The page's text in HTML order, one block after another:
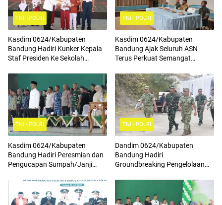
TNI - POLRI
Kasdim 0624/Kabupaten
Bandung Hadiri Kunker Kepala
Staf Presiden Ke Sekolah
TNI - POLRI
Kasdim 0624/Kabupaten
Bandung Ajak Seluruh ASN
Terus Perkuat Semangat
Cinta Tanah Air Serta
Mengamalkan Nilai Nilai
Pancasila
TNI - POLRI
Kasdim 0624/Kabupaten
Bandung Hadiri Peresmian dan
Pengucapan Sumpah/Janji
TNI - POLRI
Dandim 0624/Kabupaten
Bandung Hadiri
Groundbreaking Pengelolaan
(PSEL) TPPAS Regional Legok